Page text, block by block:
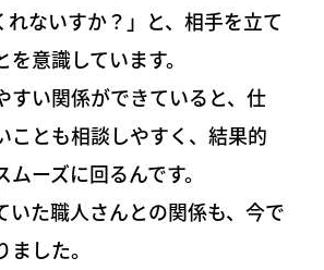
れないすか？」と、相手を立て
意識しています。
すい関係ができていると、仕
ことも相談しやすく、結果的
ーズに回るんです。
いた職人さんとの関係も、今で
した。